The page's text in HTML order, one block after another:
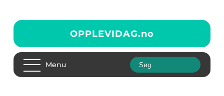
OPPLEVIDAG.no
Menu